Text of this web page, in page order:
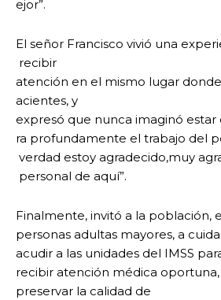
ejor”.
El señor Francisco vivió una
recibir
atención en el mismo lugar
acientes, y
expresó que nunca imaginó estar
ra profundamente el trabajo del
verdad estoy agradecido,muy
personal de aquí”.
Finalmente, invitó a la población,
personas adultas mayores, a
acudir a las unidades del IMSS
recibir atención médica
preservar la calidad de